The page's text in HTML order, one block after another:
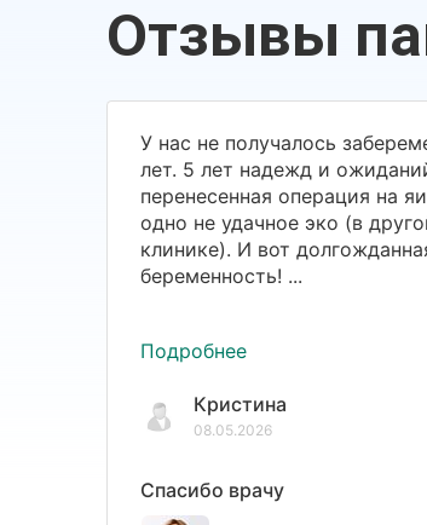
Отзывы
У нас не получалось
лет. 5 лет надежд и
перенесенная операция на
одно не удачное эко (в
клинике). И вот
беременность! ...
Подробнее
Кристина
08.05.2026
Спасибо врачу